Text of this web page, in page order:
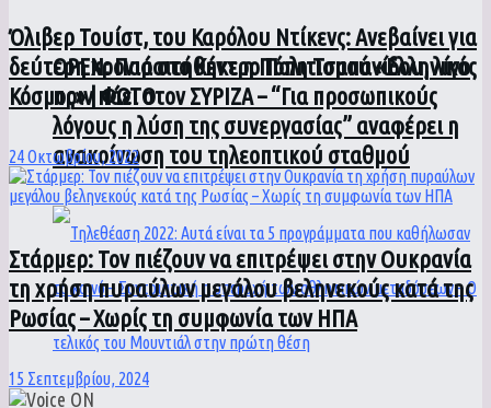
ΟPEN: Παραιτήθηκε η Πόπη Τσαπανίδου, λίγο
πριν πάει στον ΣΥΡΙΖΑ – “Για προσωπικούς
λόγους η λύση της συνεργασίας” αναφέρει η
ανακοίνωση του τηλεοπτικού σταθμού
Όλιβερ Τουίστ, του Καρόλου Ντίκενς: Ανεβαίνει για
δεύτερη χρονιά στο Κέντρο Πολιτισμού «Ελληνικός
Κόσμος» | ΦΩΤΟ
24 Οκτωβρίου, 2022
Στάρμερ: Τον πιέζουν να επιτρέψει στην Ουκρανία
τη χρήση πυραύλων μεγάλου βεληνεκούς κατά της
Ρωσίας – Χωρίς τη συμφωνία των ΗΠΑ
15 Σεπτεμβρίου, 2024